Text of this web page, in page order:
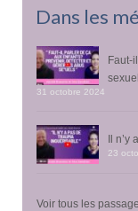
Dans les
Faut-
31 octobre 2024
Il
23
Voir tous les